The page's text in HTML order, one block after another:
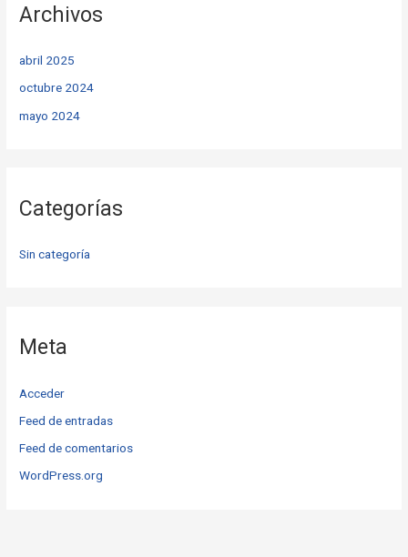
Archivos
abril 2025
octubre 2024
mayo 2024
Categorías
Sin categoría
Meta
Acceder
Feed de entradas
Feed de comentarios
WordPress.org